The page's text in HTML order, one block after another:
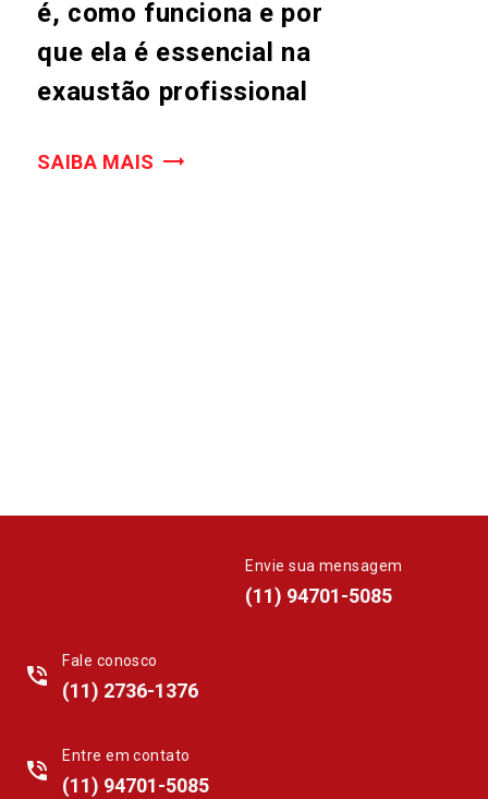
é, como funciona e por
que ela é essencial na
exaustão profissional
SAIBA MAIS
Envie sua mensagem
(11) 94701-5085
phone_in_talk
Fale conosco
(11) 2736-1376
phone_in_talk
Entre em contato
(11) 94701-5085